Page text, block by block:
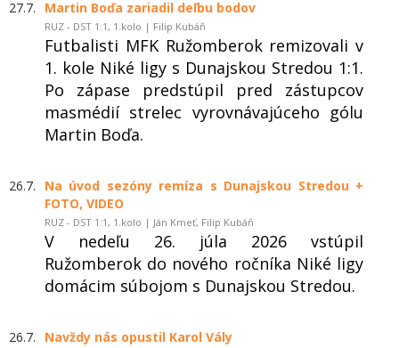
27.7. Martin Boďa zariadil deľbu bodov
RUZ - DST 1:1, 1.kolo | Filip Kubáň
Futbalisti MFK Ružomberok remizovali v
1. kole Niké ligy s Dunajskou Stredou 1:1.
Po zápase predstúpil pred zástupcov
masmédií strelec vyrovnávajúceho gólu
Martin Boďa.
26.7.
Na úvod sezóny remíza s Dunajskou Stredou +
FOTO, VIDEO
RUZ - DST 1:1, 1.kolo | Ján Kmeť, Filip Kubáň
V nedeľu 26. júla 2026 vstúpil
Ružomberok do nového ročníka Niké ligy
domácim súbojom s Dunajskou Stredou.
26.7. Navždy nás opustil Karol Vály